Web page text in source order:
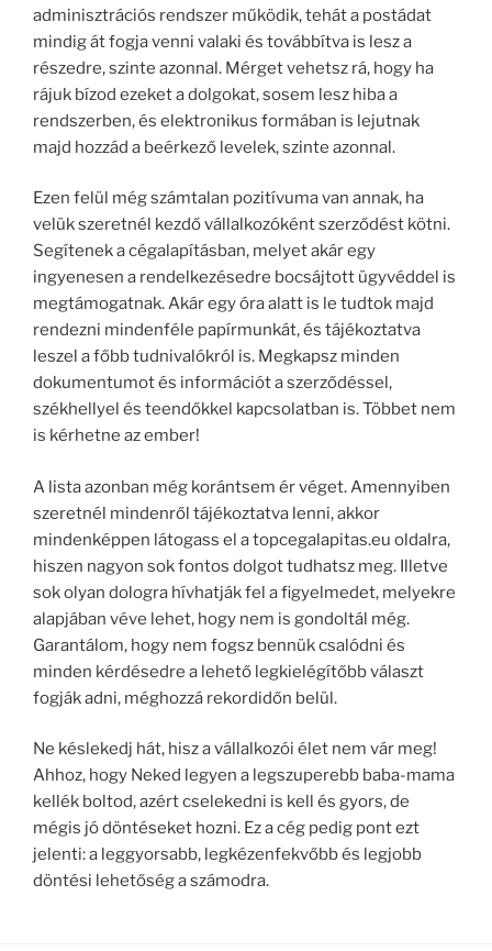
adminisztrációs rendszer működik, tehát a postádat
mindig át fogja venni valaki és továbbítva is lesz a
részedre, szinte azonnal. Mérget vehetsz rá, hogy ha
rájuk bízod ezeket a dolgokat, sosem lesz hiba a
rendszerben, és elektronikus formában is lejutnak
majd hozzád a beérkező levelek, szinte azonnal.
Ezen felül még számtalan pozitívuma van annak, ha
velük szeretnél kezdő vállalkozóként szerződést kötni.
Segítenek a cégalapításban, melyet akár egy
ingyenesen a rendelkezésedre bocsájtott ügyvéddel is
megtámogatnak. Akár egy óra alatt is le tudtok majd
rendezni mindenféle papírmunkát, és tájékoztatva
leszel a főbb tudnivalókról is. Megkapsz minden
dokumentumot és információt a szerződéssel,
székhellyel és teendőkkel kapcsolatban is. Többet nem
is kérhetne az ember!
A lista azonban még korántsem ér véget. Amennyiben
szeretnél mindenről tájékoztatva lenni, akkor
mindenképpen látogass el a topcegalapitas.eu oldalra,
hiszen nagyon sok fontos dolgot tudhatsz meg. Illetve
sok olyan dologra hívhatják fel a figyelmedet, melyekre
alapjában véve lehet, hogy nem is gondoltál még.
Garantálom, hogy nem fogsz bennük csalódni és
minden kérdésedre a lehető legkielégítőbb választ
fogják adni, méghozzá rekordidőn belül.
Ne késlekedj hát, hisz a vállalkozói élet nem vár meg!
Ahhoz, hogy Neked legyen a legszuperebb baba-mama
kellék boltod, azért cselekedni is kell és gyors, de
mégis jó döntéseket hozni. Ez a cég pedig pont ezt
jelenti: a leggyorsabb, legkézenfekvőbb és legjobb
döntési lehetőség a számodra.